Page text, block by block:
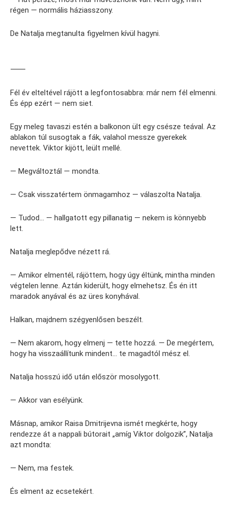
régen — normális háziasszony.
De Natalja megtanulta figyelmen kívül hagyni.
⸻
Fél év elteltével rájött a legfontosabbra: már nem fél elmenni.
És épp ezért — nem siet.
Egy meleg tavaszi estén a balkonon ült egy csésze teával. Az
ablakon túl susogtak a fák, valahol messze gyerekek
nevettek. Viktor kijött, leült mellé.
— Megváltoztál — mondta.
— Csak visszatértem önmagamhoz — válaszolta Natalja.
— Tudod… — hallgatott egy pillanatig — nekem is könnyebb
lett.
Natalja meglepődve nézett rá.
— Amikor elmentél, rájöttem, hogy úgy éltünk, mintha minden
végtelen lenne. Aztán kiderült, hogy elmehetsz. És én itt
maradok anyával és az üres konyhával.
Halkan, majdnem szégyenlősen beszélt.
— Nem akarom, hogy elmenj — tette hozzá. — De megértem,
hogy ha visszaállítunk mindent… te magadtól mész el.
Natalja hosszú idő után először mosolygott.
— Akkor van esélyünk.
Másnap, amikor Raisa Dmitrijevna ismét megkérte, hogy
rendezze át a nappali bútorait „amíg Viktor dolgozik”, Natalja
azt mondta:
— Nem, ma festek.
És elment az ecsetekért.